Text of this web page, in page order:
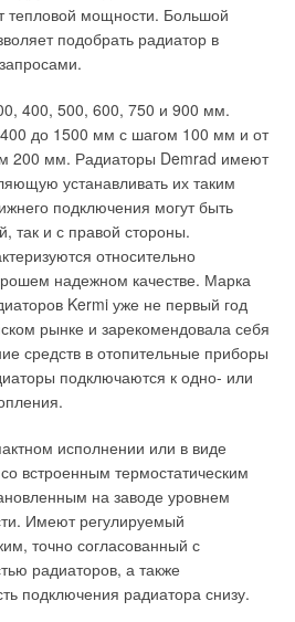
тепловой мощности. Большой
подобрать радиатор в
400, 500, 600, 750 и 900 мм.
до 1500 мм с шагом 100 мм и от
200 мм. Радиаторы Demrad имеют
устанавливать их таким
подключения могут быть
так и с правой стороны.
относительно
надежном качестве. Марка
Kermi уже не первый год
рынке и зарекомендовала себя
средств в отопительные приборы
подключаются к одно- или
исполнении или в виде
встроенным термостатическим
на заводе уровнем
Имеют регулируемый
точно согласованный с
радиаторов, а также
подключения радиатора снизу.
уменьшается в 4–6 раз, что
до 60%.
подобных систем
использовании автоматики.
локальных устройств
непосредственно от
не попадая в зону дыхания
пространство, а очищенный в
в помещение. Таким образом,
воздуха.
на общеобменную вентиляцию цеха
Фильтры очистки воздуха как
в сочетании с
действия которой может
в стационарном и мобильном
наиболее универсальны в
в цехах, где рабочее
в любой точке, где есть
являются весомой частью
производством и качеством.
условий труда означает
в человеческие ресурсы и
установки» и СП 41-
автономных источников
в схеме должно быть не менее
автоматики, дающей
и исключающей человеческий
классической схемы позволяет:
котлов и насосов (поочередную
насосов К2);
включать в работу
добиться одинакового
а ротация насосов кроме
не позволяет им «захряснуть».
насосы, рекомендуют
работу насосов или при долгом
включать его на 1–2
недостатков классической схемы
и вводить дополнительные